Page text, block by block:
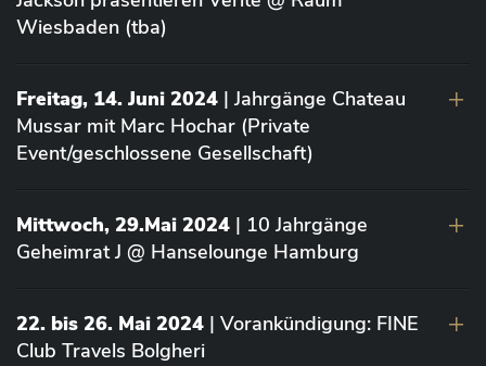
Wiesbaden (tba)
Freitag, 14. Juni 2024 | Jahrgänge Chateau
Mussar mit Marc Hochar (Private
Event/geschlossene Gesellschaft)
Mittwoch, 29.Mai 2024 | 10 Jahrgänge
Geheimrat J @ Hanselounge Hamburg
22. bis 26. Mai 2024 | Vorankündigung: FINE
Club Travels Bolgheri